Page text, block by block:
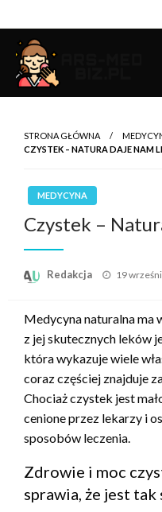
to
content
Piękniejsza strona
STRONA GŁÓWNA
CZYSTEK – NATURA DAJE NAM
MEDYCYNA
Czystek –
Redakcja 19
Medycyna naturalna ma
z jej skutecznych leków
która wykazuje wiele
coraz częściej znajduje
Chociaż czystek jest
cenione przez lekarzy i
sposobów leczenia.
Zdrowie i moc
sprawia, że jest tak